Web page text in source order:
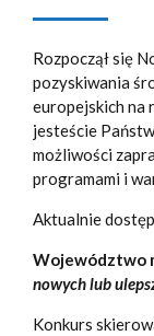
Rozpoczął się
pozyskiwania
europejskich na
jesteście
możliwości
programami i
Aktualnie
Województwo
nowych lub
Konkurs